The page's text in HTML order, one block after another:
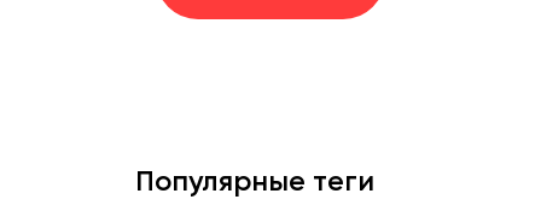
Популярные теги